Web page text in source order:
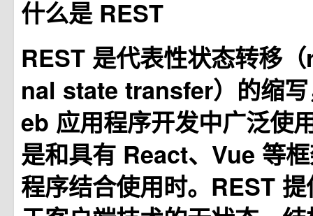
什么是 REST
REST 是代表性状态转移
nal state transfer）的缩
eb 应用程序开发中广泛使
是和具有 React、Vue 等
程序结合使用时。REST